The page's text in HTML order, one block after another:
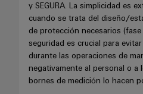
energía
probada
Fabricantes
de
dispositivos
Soluciones
easyConnect
Software
para
IIoT
y
componentes
electrónicos
Protección
contra
rayos
de
formación
y
seminarios
web
partner
para
soluciones
de
IIoT
y SEGURA. La simplicidad es
cuando se trata del diseño/
de protección necesarios
seguridad es crucial para
durante las operaciones de
negativamente al personal o a
bornes de medición lo hacen